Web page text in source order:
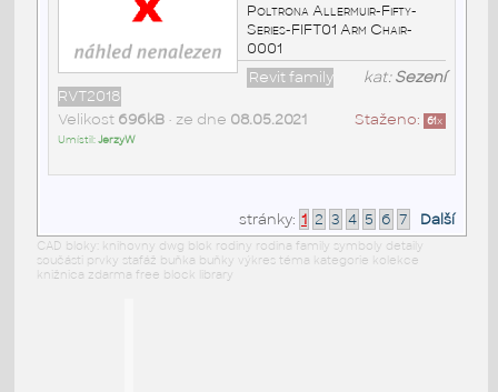
Poltrona Allermuir-Fifty-
Series-FIFT01 Arm Chair-
0001
kat:Sezení
Revit family
RVT2018
Staženo: 61x
Velikost 696kB• ze dne 08.05.2021
Umístil:JerzyW
stránky: 1 2 3 4 5 6 7 Další
CAD bloky: knihovny dwg blok rodiny rodina family symboly detaily
součásti prvky stafáž buňka buňky výkres téma kategorie kolekce
knižnica zdarma free block library